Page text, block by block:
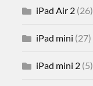
iPad Air 2 (26)
iPad mini (27)
iPad mini 2 (5)